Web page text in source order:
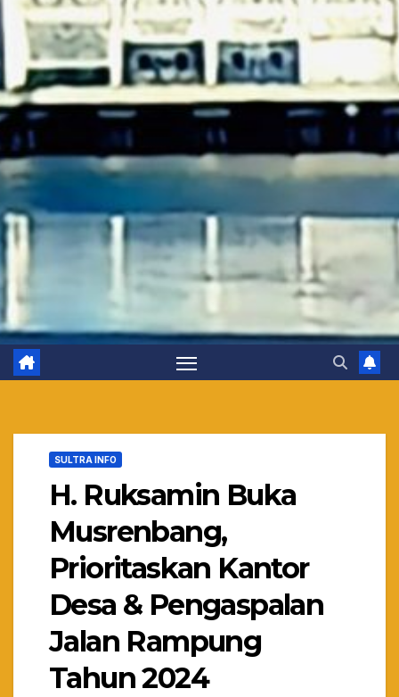
SULTRA INFO
H. Ruksamin Buka
Musrenbang,
Prioritaskan Kantor
Desa & Pengaspalan
Jalan Rampung
Tahun 2024